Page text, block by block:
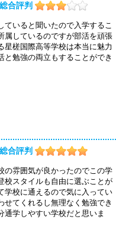
総合評判
ていると聞いたので入学するこ
属しているのですが部活を頑張
星槎国際高等学校は本当に魅力
勉強の両立もすることができ
総合評判
の雰囲気が良かったのでこの学
校スタイルも自由に選ぶことが
学校に通えるので気に入ってい
せてくれるし無理なく勉強でき
通学しやすい学校だと思いま